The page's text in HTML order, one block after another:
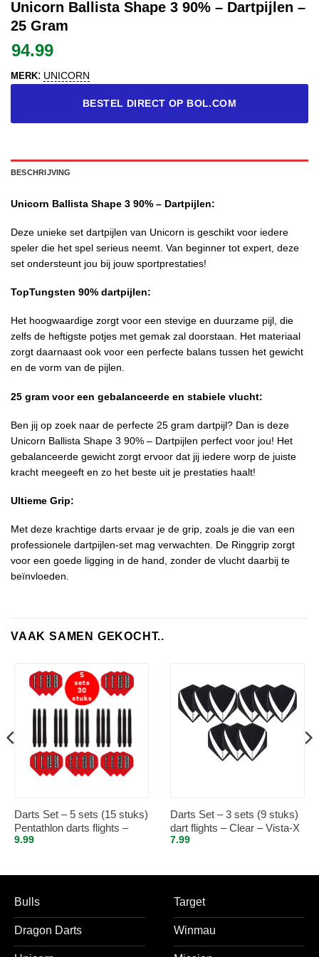
Unicorn Ballista Shape 3 90% – Dartpijlen –
25 Gram
94.99
MERK: UNICORN
BESTEL DIRECT OP BOL.COM
BESCHRIJVING
Unicorn Ballista Shape 3 90% – Dartpijlen:
Deze unieke set dartpijlen van Unicorn is geschikt voor iedere
speler die het spel serieus neemt. Van beginner tot expert, deze
set ondersteunt jou bij jouw sportprestaties!
TopTungsten 90% dartpijlen:
Het hoogwaardige zorgt voor een stevige en duurzame pijl, die
zelfs de heftigste potjes met gemak zal doorstaan. Het materiaal
zorgt daarnaast ook voor een perfecte balans tussen het gewicht
en de vorm van de pijlen.
25 gram voor een gebalanceerde en stabiele vlucht:
Ben jij op zoek naar de perfecte 25 gram dartpijl? Dan is deze
Unicorn Ballista Shape 3 90% – Dartpijlen perfect voor jou! Het
gebalanceerde gewicht zorgt ervoor dat jij iedere worp de juiste
kracht meegeeft en zo het beste uit je prestaties haalt!
Ultieme Grip:
Met deze krachtige darts ervaar je de grip, zoals je die van een
professionele dartpijlen-set mag verwachten. De Ringgrip zorgt
voor een goede ligging in de hand, zonder de vlucht daarbij te
beïnvloeden.
VAAK SAMEN GEKOCHT..
Darts Set – 5 sets (15 stuks)
Pentathlon darts flights –
super stevig – rood – incl. 5
9.99
Darts Set – 3 sets (9 stuks)
dart flights – Clear – Vista-X
7.99
Bulls
Dragon Darts
Target
Winmau